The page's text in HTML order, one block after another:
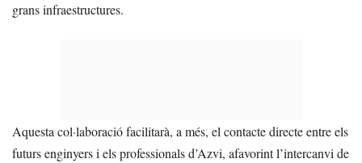
grans infraestructures.
Aquesta col·laboració facilitarà, a més, el contacte directe entre els
futurs enginyers i els professionals d’Azvi, afavorint l’intercanvi de